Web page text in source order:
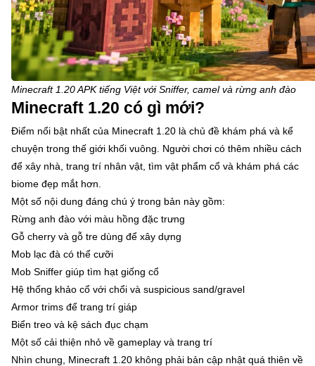
Minecraft 1.20 APK tiếng Việt với Sniffer, camel và rừng anh đào
Minecraft 1.20 có gì mới?
Điểm nổi bật nhất của Minecraft 1.20 là chủ đề khám phá và kể
chuyện trong thế giới khối vuông. Người chơi có thêm nhiều cách
để xây nhà, trang trí nhân vật, tìm vật phẩm cổ và khám phá các
biome đẹp mắt hơn.
Một số nội dung đáng chú ý trong bản này gồm:
Rừng anh đào với màu hồng đặc trưng
Gỗ cherry và gỗ tre dùng để xây dựng
Mob lạc đà có thể cưỡi
Mob Sniffer giúp tìm hạt giống cổ
Hệ thống khảo cổ với chổi và suspicious sand/gravel
Armor trims để trang trí giáp
Biển treo và kệ sách đục chạm
Một số cải thiện nhỏ về gameplay và trang trí
Nhìn chung, Minecraft 1.20 không phải bản cập nhật quá thiên về